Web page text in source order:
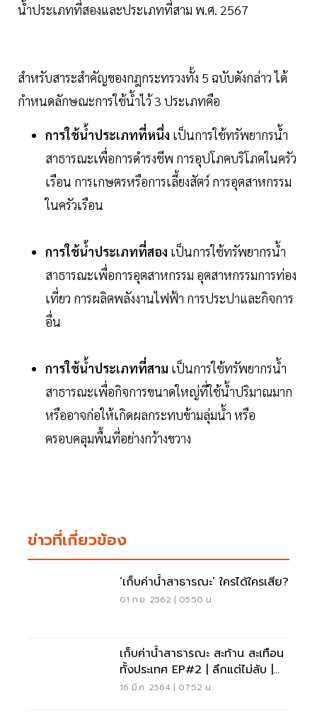
น้ำประเภทที่สองและประเภทที่สาม พ.ศ. 2567
สำหรับสาระสำคัญของกฎกระทรวงทั้ง 5 ฉบับดังกล่าว ได้
กำหนดลักษณะการใช้น้ำไว้ 3 ประเภทคือ
การใช้น้ำประเภทที่หนึ่ง เป็นการใช้ทรัพยากรน้ำ
สาธารณะเพื่อการดำรงชีพ การอุปโภคบริโภคในครัว
เรือน การเกษตรหรือการเลี้ยงสัตว์ การอุตสาหกรรม
ในครัวเรือน
การใช้น้ำประเภทที่สอง เป็นการใช้ทรัพยากรน้ำ
สาธารณะเพื่อการอุตสาหกรรม อุตสาหกรรมการท่อง
เที่ยว การผลิตพลังงานไฟฟ้า การประปาและกิจการ
อื่น
การใช้น้ำประเภทที่สาม เป็นการใช้ทรัพยากรน้ำ
สาธารณะเพื่อกิจการขนาดใหญ่ที่ใช้น้ำปริมาณมาก
หรืออาจก่อให้เกิดผลกระทบข้ามลุ่มน้ำ หรือ
ครอบคลุมพื้นที่อย่างกว้างขวาง
ข่าวที่เกี่ยวข้อง
‘เก็บค่าน้ำสาธารณะ’ ใครได้ใครเสีย?
01 ก.ย. 2562 | 05:50 น.
เก็บค่าน้ำสาธารณะ สะท้าน สะเทือน
ทั้งประเทศ EP#2 | ลึกแต่ไม่ลับ |
THAN TALK | 16 มี.ค.64
16 มี.ค. 2564 | 07:52 น.